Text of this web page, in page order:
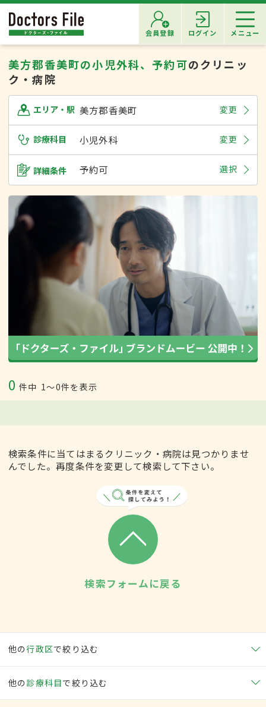
会員登録 ログイン メニュー
美方郡香美町の小児外科、予約可のクリニッ
ク・病院
エリア・駅 美方郡香美町 変更
診療科目 小児外科 変更
詳細条件 予約可 選択
0 件中 1〜0件を表示
検索条件に当てはまるクリニック・病院は見つかりませ
んでした。再度条件を変更して検索して下さい。
検索フォームに戻る
他の行政区で絞り込む
他の 診療科目で絞り込む